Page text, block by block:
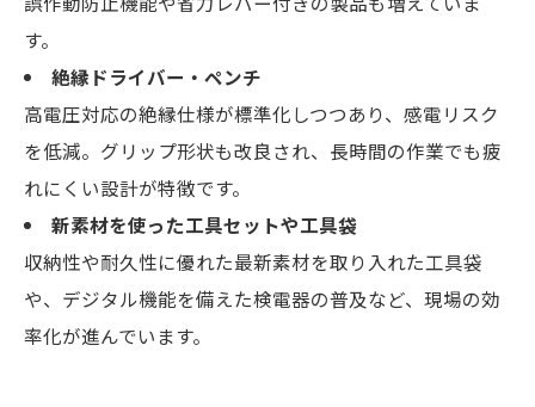
す。
絶縁ドライバー・ペンチ
高電圧対応の絶縁仕様が標準化しつつあり、感電リスク
を低減。グリップ形状も改良され、長時間の作業でも疲
れにくい設計が特徴です。
新素材を使った工具セットや工具袋
収納性や耐久性に優れた最新素材を取り入れた工具袋
や、デジタル機能を備えた検電器の普及など、現場の効
率化が進んでいます。